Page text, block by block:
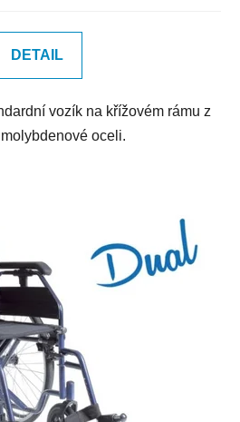
DETAIL
vozík na křížovém rámu z
oceli.